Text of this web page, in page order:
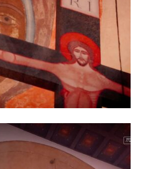
Karbownik, Nowosielski (4)